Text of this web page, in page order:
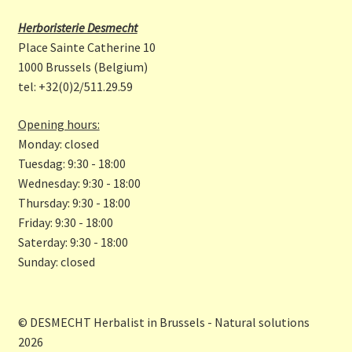
b
o
o
k
a
gr
a
m
Herboristerie Desmecht
Place Sainte Catherine 10
1000 Brussels (Belgium)
tel: +32(0)2/511.29.59
Opening hours:
Monday: closed
Tuesdag: 9:30 - 18:00
Wednesday: 9:30 - 18:00
Thursday: 9:30 - 18:00
Friday: 9:30 - 18:00
Saterday: 9:30 - 18:00
Sunday: closed
© DESMECHT Herbalist in Brussels - Natural solutions
2026